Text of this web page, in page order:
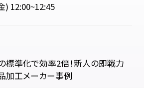
) 12:00~12:45
標準化で効率2倍！新人の即戦力
加工メーカー事例